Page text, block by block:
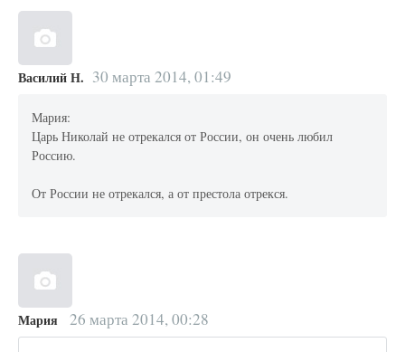
Василий Н. 30 марта 2014, 01:49
Мария:
Царь Николай не отрекался от России, он очень любил
Россию.
От России не отрекался, а от престола отрекся.
Мария 26 марта 2014, 00:28